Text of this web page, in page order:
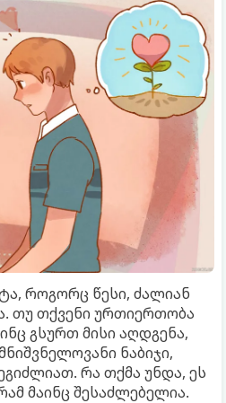
როგორც წესი, ძალიან
თუ თქვენი ურთიერთობა
გსურთ მისი აღდგენა,
ნაბიჯი,
რა თქმა უნდა, ეს
მაინც შესაძლებელია.